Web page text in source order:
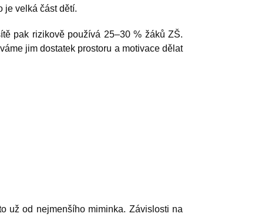
je velká část dětí.
pak rizikově používá 25–30 % žáků ZŠ.
jim dostatek prostoru a motivace dělat
už od nejmenšího miminka. Závislosti na